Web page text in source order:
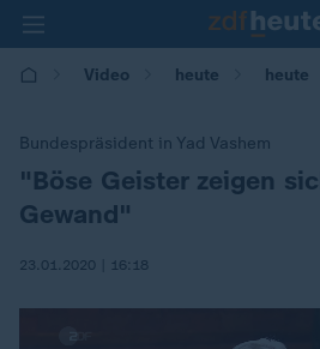
Video heute heute
Bundespräsident in Yad Vashem
:"Böse Geister zeigen
Gewand"
23.01.2020 | 16:18